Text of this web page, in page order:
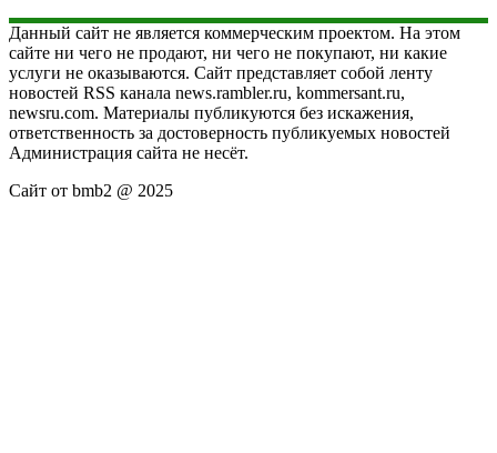
Данный сайт не является коммерческим проектом. На этом
сайте ни чего не продают, ни чего не покупают, ни какие
услуги не оказываются. Сайт представляет собой ленту
новостей RSS канала news.rambler.ru, kommersant.ru,
newsru.com. Материалы публикуются без искажения,
ответственность за достоверность публикуемых новостей
Администрация сайта не несёт.
Сайт от bmb2 @ 2025